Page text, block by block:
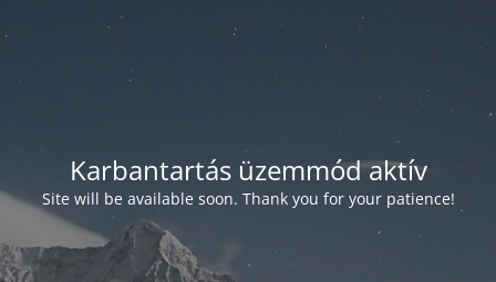
Karbantartás üzemmód aktív
Site will be available soon. Thank you for your patience!